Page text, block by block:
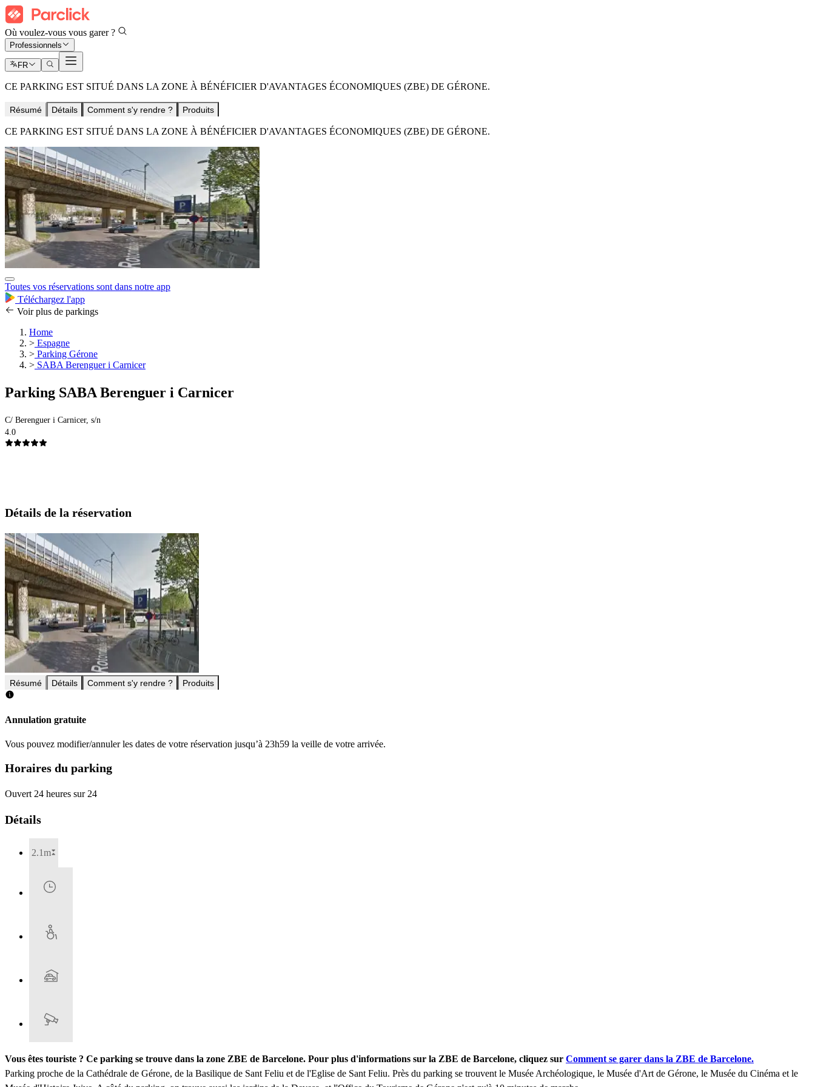
Où voulez-vous vous garer ?
Professionnels
FR
CE PARKING EST SITUÉ DANS LA ZONE À BÉNÉFICIER D'AVANTAGES ÉCONOMIQUES (ZBE) DE GÉRONE.
Résumé Détails Comment s'y rendre ? Produits
CE PARKING EST SITUÉ DANS LA ZONE À BÉNÉFICIER D'AVANTAGES ÉCONOMIQUES (ZBE) DE GÉRONE.
Toutes vos réservations sont dans notre app
Téléchargez l'app
Voir plus de parkings
Home
> Espagne
> Parking Gérone
> SABA Berenguer i Carnicer
Parking SABA Berenguer i Carnicer
C/ Berenguer i Carnicer, s/n
4.0
Détails de la réservation
Résumé Détails Comment s'y rendre ? Produits
Annulation gratuite
Vous pouvez modifier/annuler les dates de votre réservation jusqu’à 23h59 la veille de votre arrivée.
Horaires du parking
Ouvert 24 heures sur 24
Détails
2.1m
Vous êtes touriste ? Ce parking se trouve dans la zone ZBE de Barcelone. Pour plus d'informations sur la ZBE de Barcelone, cliquez sur Comment se garer dans la ZBE de Barcelone.
Parking proche de la Cathédrale de Gérone, de la Basilique de Sant Feliu et de l'Eglise de Sant Feliu. Près du parking se trouvent le Musée Archéologique, le Musée d'Art de Gérone, le Musée du Cinéma et le